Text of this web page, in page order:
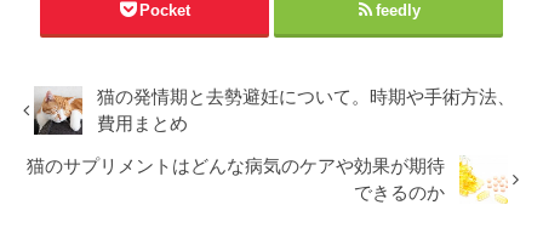
Pocket feedly
猫の発情期と去勢避妊について。時期や手術方法、
費用まとめ
猫のサプリメントはどんな病気のケアや効果が期待
できるのか